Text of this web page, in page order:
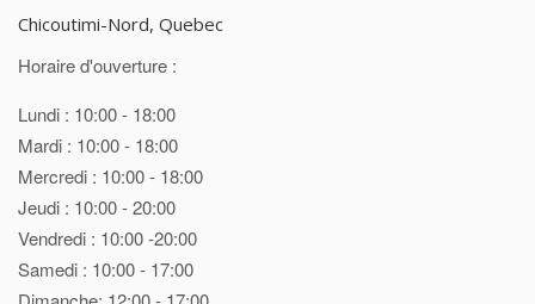
Chicoutimi-Nord, Quebec
Horaire d'ouverture :
Lundi : 10:00 - 18:00
Mardi : 10:00 - 18:00
Mercredi : 10:00 - 18:00
Jeudi : 10:00 - 20:00
Vendredi : 10:00 -20:00
Samedi : 10:00 - 17:00